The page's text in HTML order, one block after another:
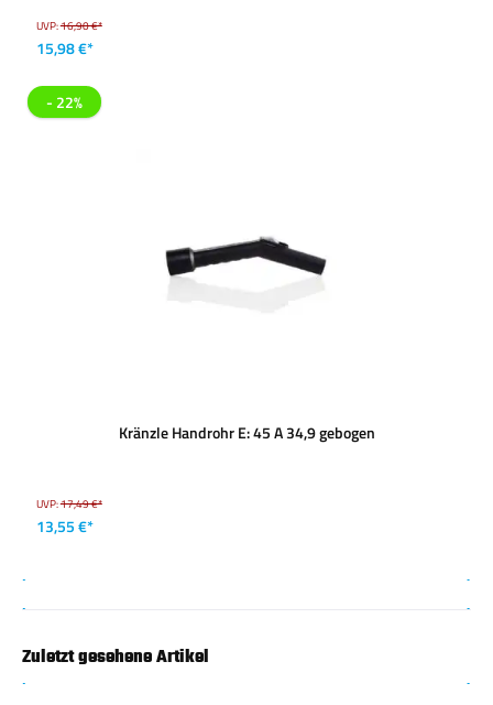
UVP:16,90 €*
15,98 €*
- 22%
Kränzle Handrohr E: 45 A 34,9 gebogen
UVP:17,49 €*
13,55 €*
Zuletzt gesehene Artikel